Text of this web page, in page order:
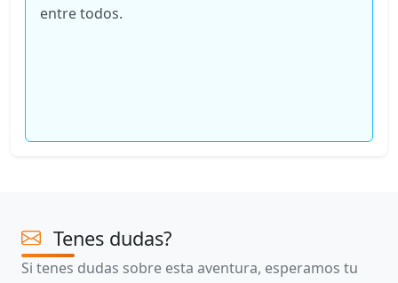
entre todos.
Tenes dudas?
Si tenes dudas sobre esta aventura, esperamos tu